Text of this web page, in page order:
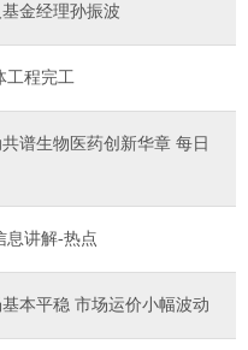
金经理孙振波
工程完工
谱生物医药创新华章 每日
息讲解-热点
本平稳 市场运价小幅波动